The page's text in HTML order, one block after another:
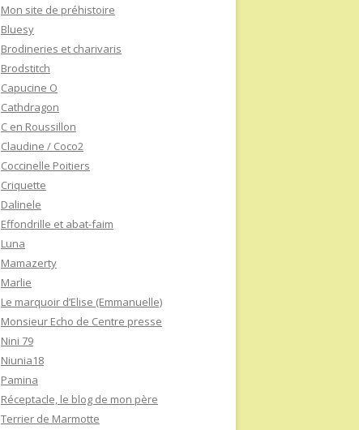
Mon site de préhistoire
Bluesy
Brodineries et charivaris
Brodstitch
Capucine O
Cathdragon
C en Roussillon
Claudine / Coco2
Coccinelle Poitiers
Criquette
Dalinele
Effondrille et abat-faim
Luna
Mamazerty
Marlie
Le marquoir d’Elise (Emmanuelle)
Monsieur Echo de Centre presse
Nini 79
Niunia18
Pamina
Réceptacle, le blog de mon père
Terrier de Marmotte